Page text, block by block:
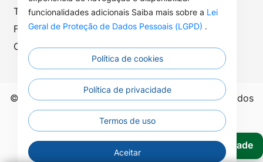
Telefones Úteis
Fale com a Prefeitura
Ouvidoria | SIC
©2026 - Prefeitura Municipal de Nova Nazaré - Todos
os direitos reservados.
funcionalidades adicionais Saiba mais sobre a Lei
Geral de Proteção de Dados Pessoais (LGPD) .
Política de cookies
Política de privacidade
Termos de uso
Aceitar
Acessibilidade